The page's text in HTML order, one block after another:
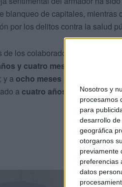
Nosotros y
procesamos
para
desarrollo de
geográfica
otorgarnos
previamente
preferencias
datos
blanqueo de capitales, mientras
por los delitos contra la salud
de los colaboradores de Maza,
y cuatro meses de prisión y
y a ocho meses por
a cuatro años y seis meses